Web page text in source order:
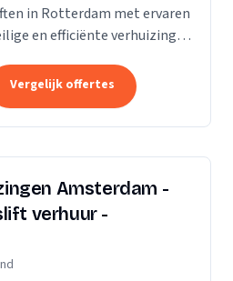
in Rotterdam met ervaren
en efficiënte verhuizing,
Vergelijk offertes
Amsterdam -
verhuur -